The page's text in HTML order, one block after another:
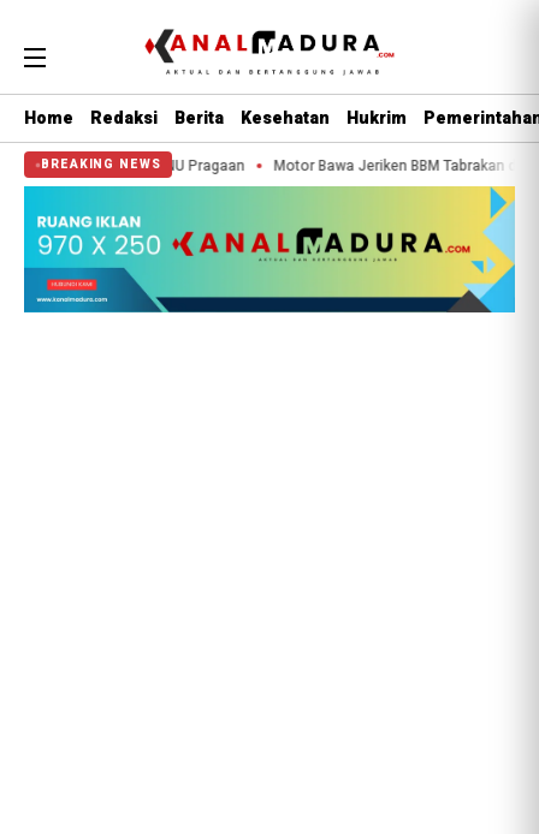
Home Redaksi Berita Kesehatan Hukrim
BREAKING NEWS
IPPNU Pragaan Motor Bawa Jeriken BBM Tabrakan dengan Pikap di